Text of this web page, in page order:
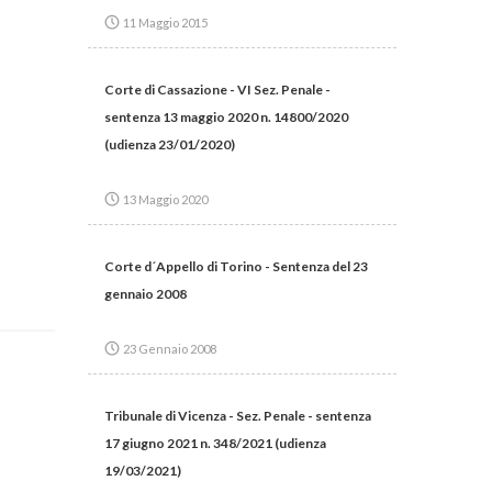
11 Maggio 2015
Corte di Cassazione - VI Sez. Penale -
sentenza 13 maggio 2020 n. 14800/2020
(udienza 23/01/2020)
13 Maggio 2020
Corte d´Appello di Torino - Sentenza del 23
gennaio 2008
23 Gennaio 2008
Tribunale di Vicenza - Sez. Penale - sentenza
17 giugno 2021 n. 348/2021 (udienza
19/03/2021)